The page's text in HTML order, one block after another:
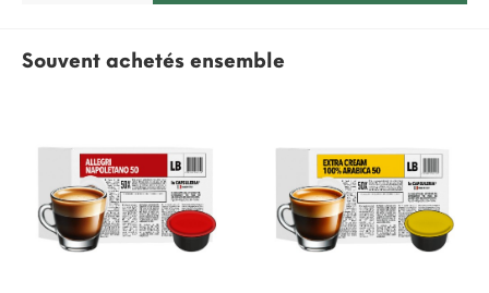
Souvent achetés ensemble